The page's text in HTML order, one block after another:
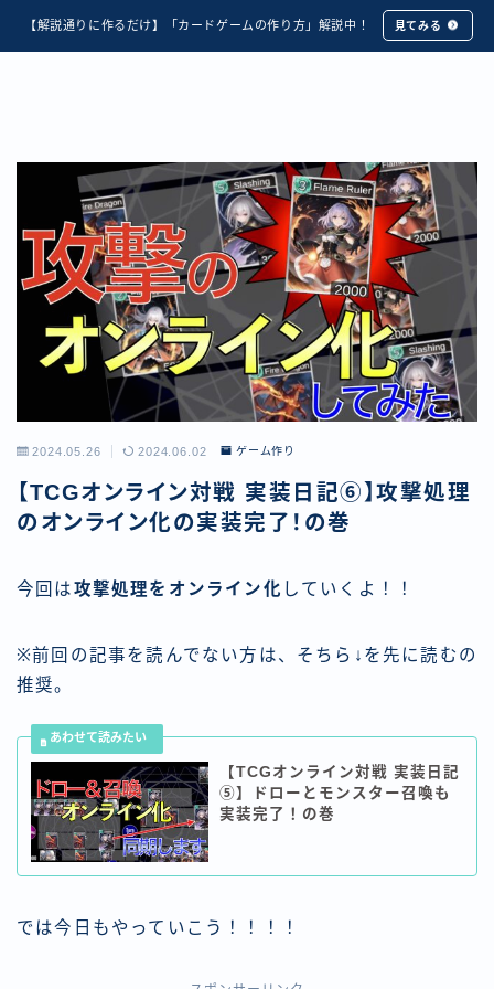
【解説通りに作るだけ】「カードゲームの作り方」解説中！ 見てみる
2024.05.26 2024.06.02 ゲーム作り
【TCGオンライン対戦 実装日記⑥】攻撃処理
のオンライン化の実装完了！の巻
今回は攻撃処理をオンライン化 していくよ！！
※前回の記事を読んでない方は、そちら↓を先に読むの
推奨。
【TCGオンライン対戦 実装日記
⑤】ドローとモンスター召喚も
実装完了！の巻
では今日もやっていこう！！！！